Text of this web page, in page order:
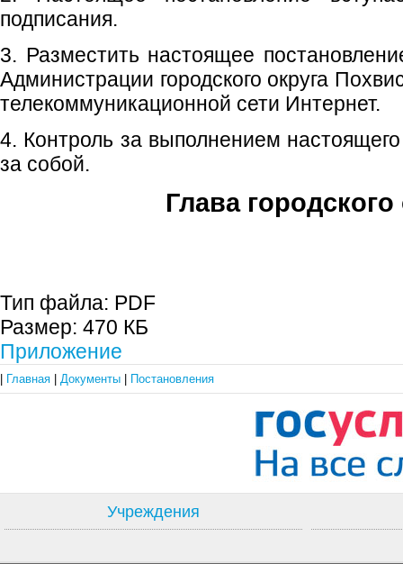
подписания.
3. Разместить настоящее
Администрации городского округа
телекоммуникационной сети Интернет.
4. Контроль за выполнением
за собой.
Глава городского
Тип файла: PDF
Размер: 470 КБ
Приложение
Главная Документы Постановления
Учреждения